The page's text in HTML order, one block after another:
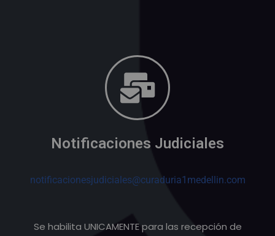
Notificaciones Judiciales
notificacionesjudiciales@curaduria1medellin.com
Se habilita UNICAMENTE para las recepción de